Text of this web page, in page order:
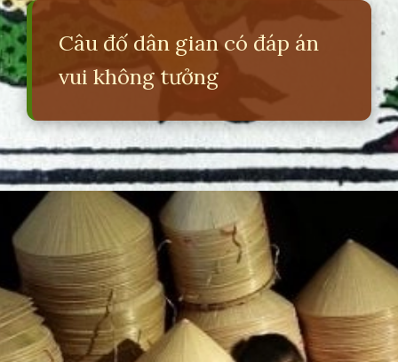
Câu đố dân gian có đáp án
vui không tưởng